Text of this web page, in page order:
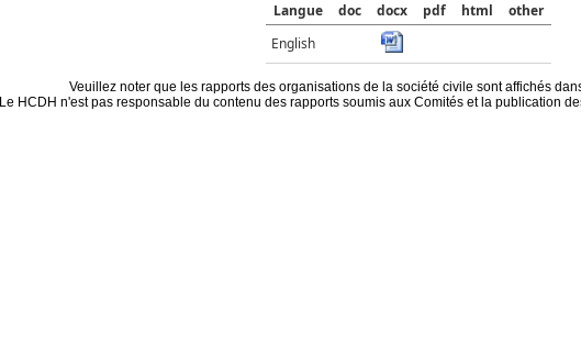
Langue doc docx pdf html
other
English
Veuillez noter que les rapports des organisations de la société civile sont affichés
Le HCDH n'est pas responsable du contenu des rapports soumis aux Comités et la publication